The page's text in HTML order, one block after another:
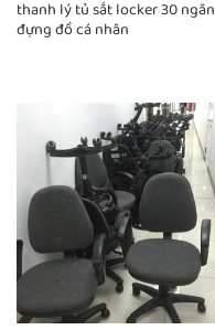
thanh lý tủ sắt locker 30 ngăn
đựng đồ cá nhân